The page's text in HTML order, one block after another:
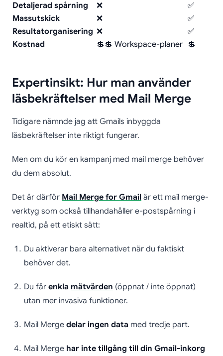
Detaljerad spårning
❌
✅
Massutskick
❌
✅
Resultatorganisering ❌
✅
Kostnad
💲💲 Workspace-planer 💲
Expertinsikt: Hur man använder
läsbekräftelser med Mail Merge
Tidigare nämnde jag att Gmails inbyggda
läsbekräftelser inte riktigt fungerar.
Men om du kör en kampanj med mail merge behöver
du dem absolut.
Det är därför Mail Merge for Gmail är ett mail merge-
verktyg som också tillhandahåller e-postspårning i
realtid, på ett etiskt sätt:
Du aktiverar bara alternativet när du faktiskt
behöver det.
Du får enkla mätvärden (öppnat / inte öppnat)
utan mer invasiva funktioner.
Mail Merge delar ingen data med tredje part.
Mail Merge har inte tillgång till din Gmail-inkorg